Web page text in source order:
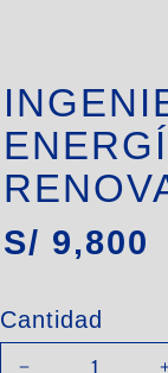
S/ 9,800
Cantidad